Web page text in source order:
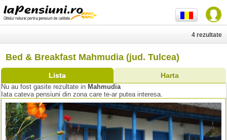
Bed & Breakfast Mahmudia (jud. Tulcea)
Lista Harta
4 rezultate
Nu au fost gasite rezultate in Mahmudia
Iata cateva pensiuni din zona care te-ar putea interesa.